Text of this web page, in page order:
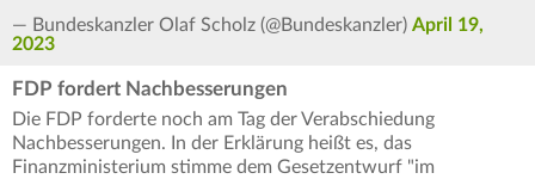
— Bundeskanzler Olaf Scholz (@Bundeskanzler) April 19,
2023
FDP fordert Nachbesserungen
Die FDP forderte noch am Tag der Verabschiedung
Nachbesserungen. In der Erklärung heißt es, das
Finanzministerium stimme dem Gesetzentwurf "im